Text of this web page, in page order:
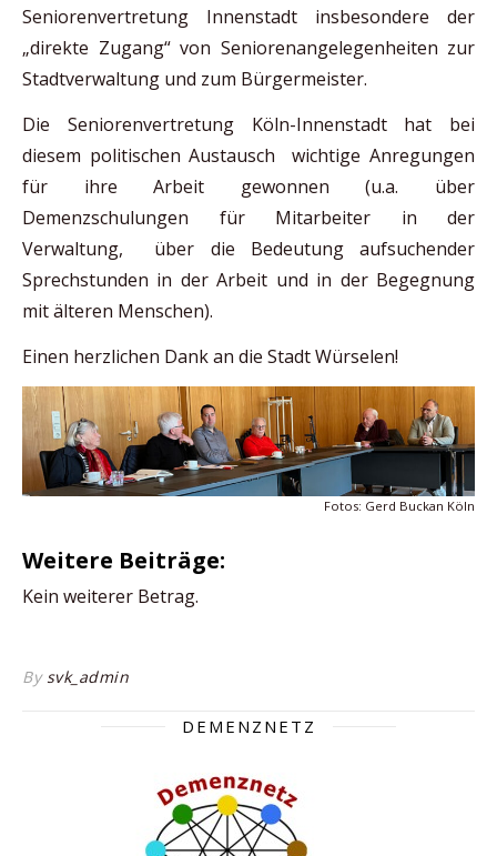
Seniorenvertretung Innenstadt insbesondere der
„direkte Zugang“ von Seniorenangelegenheiten zur
Stadtverwaltung und zum Bürgermeister.
Die Seniorenvertretung Köln-Innenstadt hat bei
diesem politischen Austausch wichtige Anregungen
für ihre Arbeit gewonnen (u.a. über
Demenzschulungen für Mitarbeiter in der
Verwaltung, über die Bedeutung aufsuchender
Sprechstunden in der Arbeit und in der Begegnung
mit älteren Menschen).
Einen herzlichen Dank an die Stadt Würselen!
Fotos: Gerd Buckan Köln
Weitere Beiträge:
Kein weiterer Betrag.
By svk_admin
DEMENZNETZ